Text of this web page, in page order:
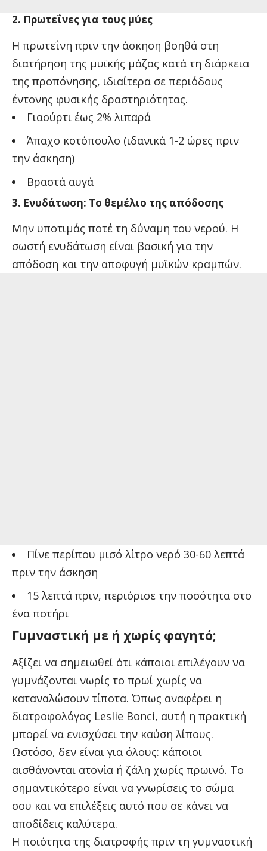
2. Πρωτεΐνες για τους μύες
Η πρωτεΐνη πριν την άσκηση βοηθά στη
διατήρηση της μυϊκής μάζας κατά τη διάρκεια
της προπόνησης, ιδιαίτερα σε περιόδους
έντονης φυσικής δραστηριότητας.
Γιαούρτι έως 2% λιπαρά
Άπαχο κοτόπουλο (ιδανικά 1-2 ώρες πριν
την άσκηση)
Βραστά αυγά
3. Ενυδάτωση: Το θεμέλιο της απόδοσης
Μην υποτιμάς ποτέ τη δύναμη του νερού. Η
σωστή ενυδάτωση είναι βασική για την
απόδοση και την αποφυγή μυϊκών κραμπών.
Πίνε περίπου μισό λίτρο νερό 30-60 λεπτά
πριν την άσκηση
15 λεπτά πριν, περιόρισε την ποσότητα στο
ένα ποτήρι
Γυμναστική με ή χωρίς φαγητό;
Αξίζει να σημειωθεί ότι κάποιοι επιλέγουν να
γυμνάζονται νωρίς το πρωί χωρίς να
καταναλώσουν τίποτα. Όπως αναφέρει η
διατροφολόγος Leslie Bonci, αυτή η πρακτική
μπορεί να ενισχύσει την καύση λίπους.
Ωστόσο, δεν είναι για όλους: κάποιοι
αισθάνονται ατονία ή ζάλη χωρίς πρωινό. Το
σημαντικότερο είναι να γνωρίσεις το σώμα
σου και να επιλέξεις αυτό που σε κάνει να
αποδίδεις καλύτερα.
Η ποιότητα της διατροφής πριν τη γυμναστική